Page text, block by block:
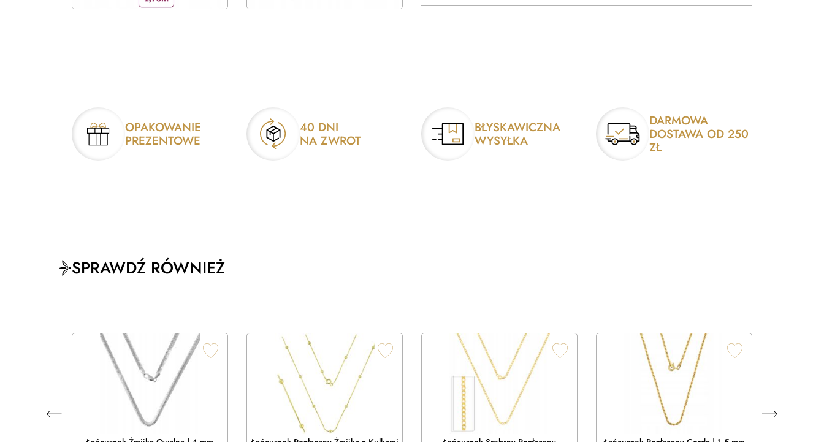
OPAKOWANIE
PREZENTOWE
40 DNI
NA ZWROT
BŁYSKAWICZNA
WYSYŁKA
DARMOWA
DOSTAWA OD 250
ZŁ
SPRAWDŹ RÓWNIEŻ